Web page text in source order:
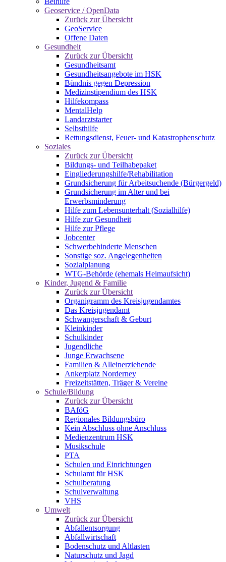
Geoservice / OpenData
Zurück zur Übersicht
GeoService
Offene Daten
Gesundheit
Zurück zur Übersicht
Gesundheitsamt
Gesundheitsangebote im HSK
Bündnis gegen Depression
Medizinstipendium des HSK
Hilfekompass
MentalHelp
Landarztstarter
Selbsthilfe
Rettungsdienst, Feuer- und Katastrophenschutz
Soziales
Zurück zur Übersicht
Bildungs- und Teilhabepaket
Eingliederungshilfe/Rehabilitation
Grundsicherung für Arbeitsuchende (Bürgergeld)
Grundsicherung im Alter und bei
Erwerbsminderung
Hilfe zum Lebensunterhalt (Sozialhilfe)
Hilfe zur Gesundheit
Hilfe zur Pflege
Jobcenter
Schwerbehinderte Menschen
Sonstige soz. Angelegenheiten
Sozialplanung
WTG-Behörde (ehemals Heimaufsicht)
Kinder, Jugend & Familie
Zurück zur Übersicht
Organigramm des Kreisjugendamtes
Das Kreisjugendamt
Schwangerschaft & Geburt
Kleinkinder
Schulkinder
Jugendliche
Junge Erwachsene
Familien & Alleinerziehende
Ankerplatz Norderney
Freizeitstätten, Träger & Vereine
Schule/Bildung
Zurück zur Übersicht
BAföG
Regionales Bildungsbüro
Kein Abschluss ohne Anschluss
Medienzentrum HSK
Musikschule
PTA
Schulen und Einrichtungen
Schulamt für HSK
Schulberatung
Schulverwaltung
VHS
Umwelt
Zurück zur Übersicht
Abfallentsorgung
Abfallwirtschaft
Bodenschutz und Altlasten
Naturschutz und Jagd